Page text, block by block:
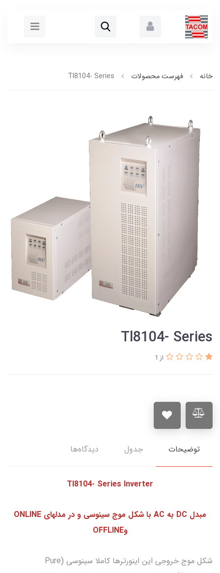
خانه فهرست محصولات Tl8104- Series
Tl8104- Series
از 1
توضیحات جدول دیدگاه‌ها
Tl8104- Series Inverter
مبدل DC به AC با شکل موج سینوسی و در مدلهای ONLINE
وOFFLINE
شکل موج خروجی این اینورترها کاملا سینوسی (Pure